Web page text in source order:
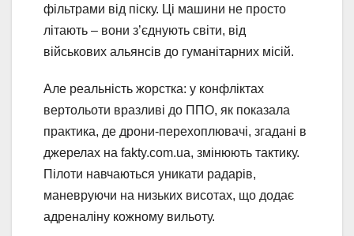
фільтрами від піску. Ці машини не просто
літають – вони з’єднують світи, від
військових альянсів до гуманітарних місій.
Але реальність жорстка: у конфліктах
вертольоти вразливі до ППО, як показала
практика, де дрони-перехоплювачі, згадані в
джерелах на fakty.com.ua, змінюють тактику.
Пілоти навчаються уникати радарів,
маневруючи на низьких висотах, що додає
адреналіну кожному вильоту.